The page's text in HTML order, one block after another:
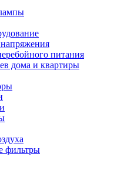
питания
дома и квартиры
фильтры